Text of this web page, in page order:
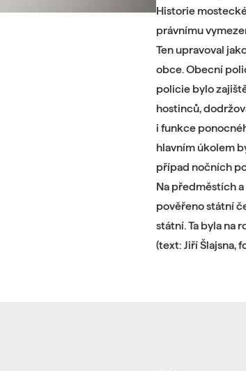
Historie
právnímu
Ten upravoval
obce. Obecní
policie bylo
hostinců,
i funkce
hlavním úkolem
případ nočních
Na předměstích
pověřeno státní
státní. Ta byla na
(text: Jiří Šlajsna,